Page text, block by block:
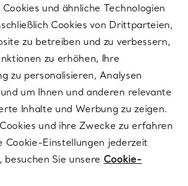
und ähnliche Technologien
Cookies von Drittparteien,
zu betreiben und zu verbessern,
zu erhöhen, Ihre
zu personalisieren, Analysen
um Ihnen und anderen relevante
Inhalte und Werbung zu zeigen.
und ihre Zwecke zu erfahren
Cookie-Einstellungen jederzeit
besuchen Sie unsere Cookie-